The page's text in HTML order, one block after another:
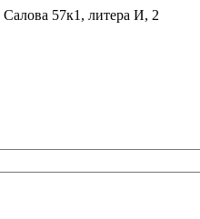
57к1, литера И, 2